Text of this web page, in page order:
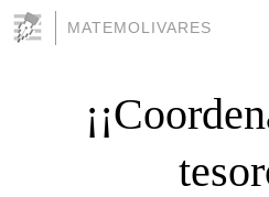
MATEMOLIVARES